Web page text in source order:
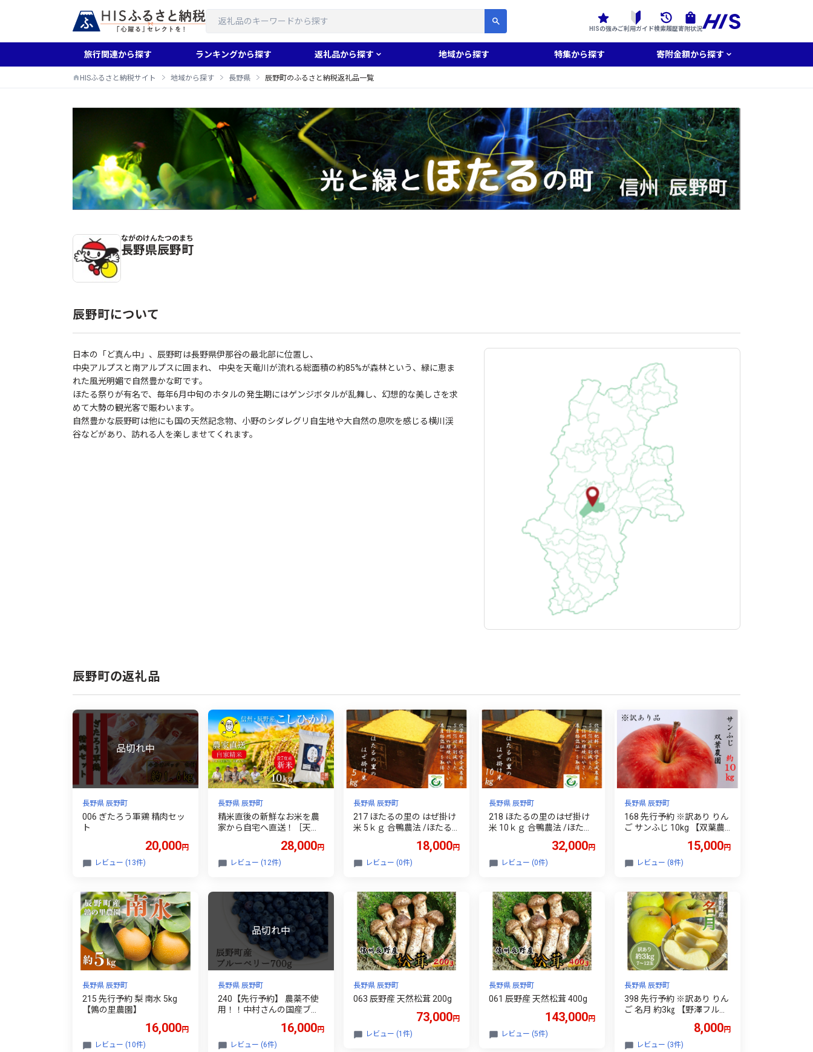
HISの強みご利用ガイド検索履歴寄附状況
旅行関連から探す ランキングから探す 返礼品から探す 地域から探す 特集から探す 寄附金額から探す
HISふるさと納税サイト 地域から探す 長野県 辰野町のふるさと納税返礼品一覧
辰野町のふるさと納税返礼品一覧
長野県
ながのけん
辰野町
たつのまち
辰野町について
日本の「ど真ん中」、辰野町は長野県伊那谷の最北部に位置し、
中央アルプスと南アルプスに囲まれ、 中央を天竜川が流れる総面積の約85%が森林という、緑に恵ま
れた風光明媚で自然豊かな町です。
ほたる祭りが有名で、毎年6月中旬のホタルの発生期にはゲンジボタルが乱舞し、幻想的な美しさを求
めて大勢の観光客で賑わいます。
自然豊かな辰野町は他にも国の天然記念物、小野のシダレグリ自生地や大自然の息吹を感じる横川渓
谷などがあり、訪れる人を楽しませてくれます。
辰野町の返礼品
長野県 辰野町
006 ぎたろう軍鶏 精肉セッ
ト
20,000円
レビュー (13件)
長野県 辰野町
精米直後の新鮮なお米を農
家から自宅へ直送！［天竜
ファーム 辰野町 002］
28,000円
レビュー (12件)
長野県 辰野町
217 ほたるの里の はぜ掛け
米 5ｋｇ 合鴨農法 /ほたる
令和8年度 農家直送 白米 令
和8年産 先行予約
18,000円
レビュー (0件)
長野県 辰野町
218 ほたるの里のはぜ掛け
米 10ｋｇ 合鴨農法 /ほたる
令和8年度 農家直送 白米 令
和8年産 先行予約
32,000円
レビュー (0件)
長野県 辰野町
168 先行予約 ※訳あり りん
ご サンふじ 10kg 【双葉農
15,000円
レビュー (8件)
長野県 辰野町
215 先行予約 梨 南水 5kg
【鶉の里農園】
16,000円
レビュー (10件)
長野県 辰野町
240【先行予約】 農薬不使
用！！中村さんの国産ブル
16,000円
レビュー (6件)
長野県 辰野町
063 辰野産 天然松茸 200g
73,000円
レビュー (1件)
長野県 辰野町
061 辰野産 天然松茸 400g
143,000円
レビュー (5件)
長野県 辰野町
398 先行予約 ※訳あり りん
ご 名月 約3㎏ 【野澤フルー
8,000円
レビュー (3件)